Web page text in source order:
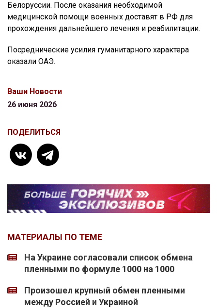
Белоруссии. После оказания необходимой
медицинской помощи военных доставят в РФ для
прохождения дальнейшего лечения и реабилитации.
Посреднические усилия гуманитарного характера
оказали ОАЭ.
Ваши Новости
26 июня 2026
ПОДЕЛИТЬСЯ
МАТЕРИАЛЫ ПО ТЕМЕ
На Украине согласовали список обмена
пленными по формуле 1000 на 1000
Произошел крупный обмен пленными
между Россией и Украиной